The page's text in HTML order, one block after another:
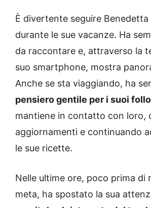
È divertente seguire Benedetta
durante le sue vacanze. Ha
da raccontare e, attraverso la
suo smartphone, mostra
Anche se sta viaggiando, ha
pensiero gentile per i suoi
mantiene in contatto con loro,
aggiornamenti e continuando
le sue ricette.
Nelle ultime ore, poco prima di
meta, ha spostato la sua